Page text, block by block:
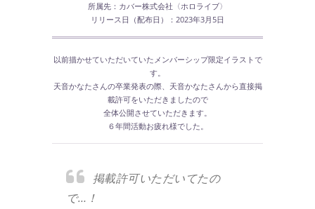
所属先：カバー株式会社〈ホロライブ〉
リリース日（配布日）：2023年3月5日
以前描かせていただいていたメンバーシップ限定イラストで
す。
天音かなたさんの卒業発表の際、天音かなたさんから直接掲
載許可をいただきましたので
全体公開させていただきます。
６年間活動お疲れ様でした。
掲載許可いただいてたの
で…！